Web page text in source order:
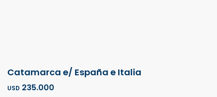
Catamarca e/ España e Italia
USD 235.000